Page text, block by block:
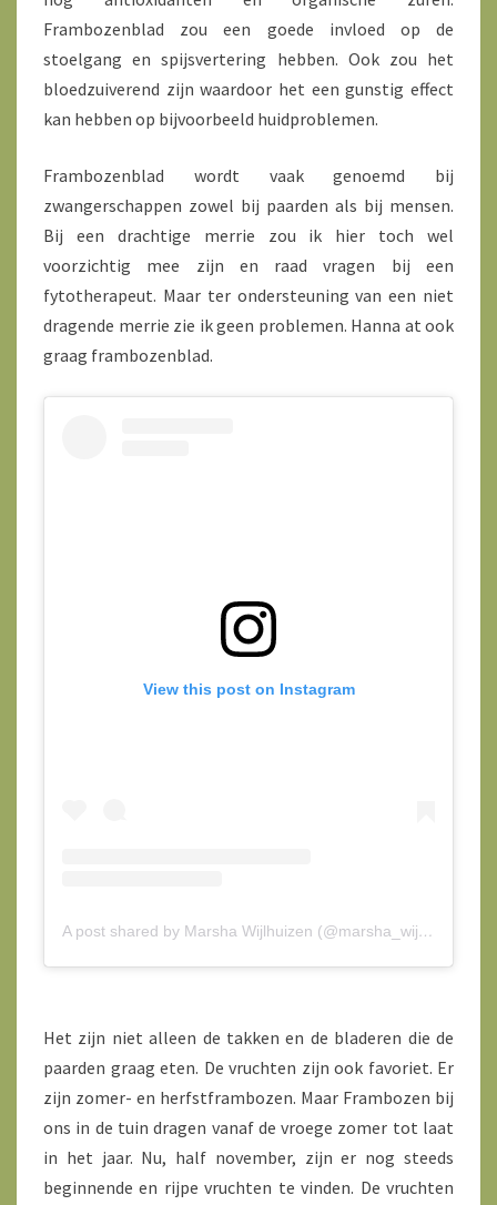
Frambozenblad zou een goede invloed op de
stoelgang en spijsvertering hebben. Ook zou het
bloedzuiverend zijn waardoor het een gunstig effect
kan hebben op bijvoorbeeld huidproblemen.
Frambozenblad wordt vaak genoemd bij
zwangerschappen zowel bij paarden als bij mensen.
Bij een drachtige merrie zou ik hier toch wel
voorzichtig mee zijn en raad vragen bij een
fytotherapeut. Maar ter ondersteuning van een niet
dragende merrie zie ik geen problemen. Hanna at ook
graag frambozenblad.
View this post on Instagram
A post shared by Marsha Wijlhuizen (@marsha_wijlhuizen)
Het zijn niet alleen de takken en de bladeren die de
paarden graag eten. De vruchten zijn ook favoriet. Er
zijn zomer- en herfstframbozen. Maar Frambozen bij
ons in de tuin dragen vanaf de vroege zomer tot laat
in het jaar. Nu, half november, zijn er nog steeds
beginnende en rijpe vruchten te vinden. De vruchten